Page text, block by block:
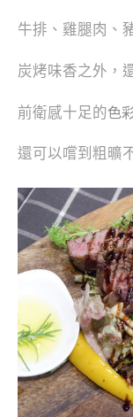
牛排、雞腿肉、
炭烤味香之外，
前衛感十足的色
還可以嚐到粗曠